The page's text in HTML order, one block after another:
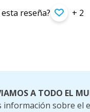
reseña? + 2
A TODO EL
información sobre el